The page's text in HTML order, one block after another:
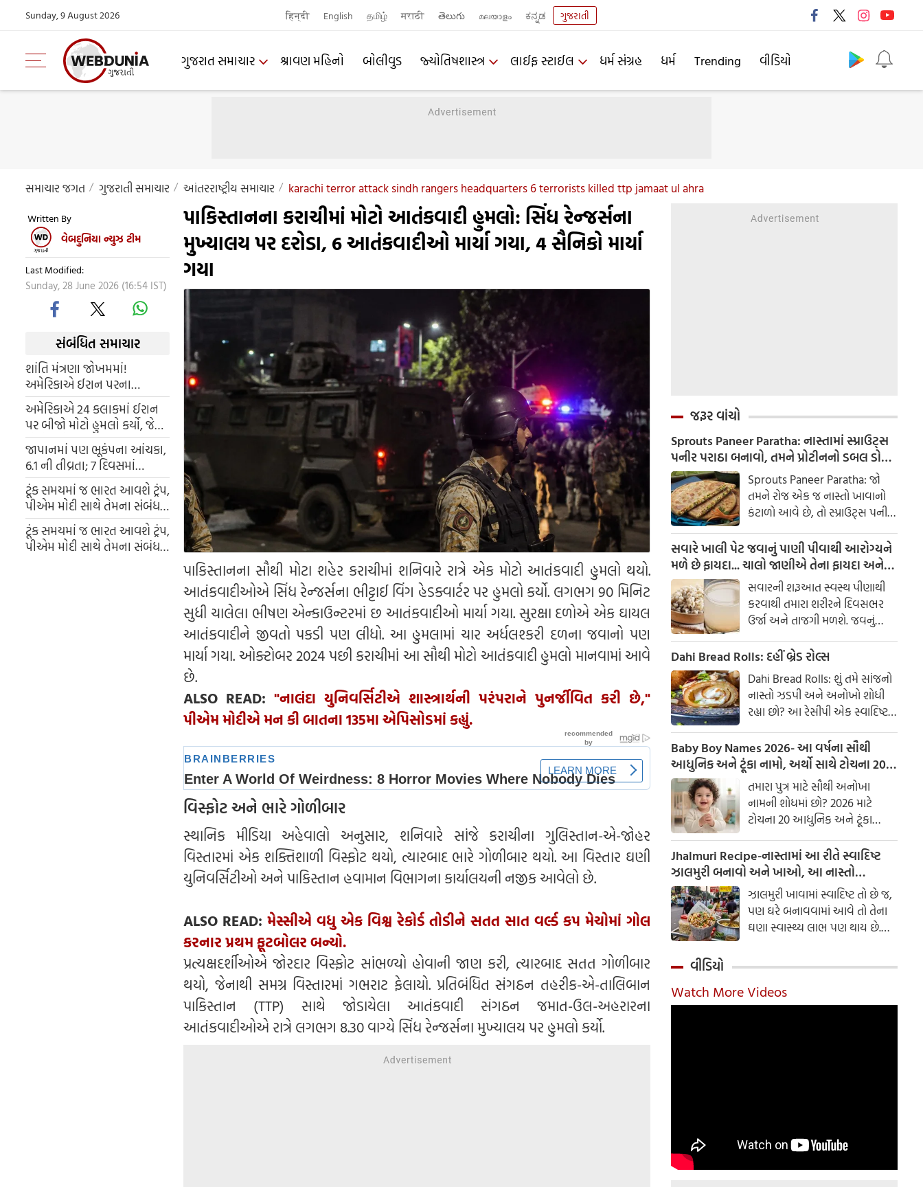
Sunday, 9 August 2026 हिन्दी English தமிழ் मराठी తెలుగు മലയാളം ಕನ್ನಡ ગુજરાતી
ગુજરાત સમાચાર શ્રાવણ મહિનો બોલીવુડ જ્યોતિષશાસ્ત્ર લાઈફ સ્ટાઈલ ધર્મ સંગ્રહ ધર્મ Trending વીડિયો
સમાચાર જગત ગુજરાતી સમાચાર આંતરરાષ્ટ્રીય સમાચાર karachi terror attack sindh rangers headquarters 6 terrorists killed ttp jamaat ul ahra
Written By
વેબદુનિયા ન્યુઝ ટીમ
Last Modified:
Sunday, 28 June 2026 (16:54 IST)
સંબંધિત સમાચાર
શાંતિ મંત્રણા જોખમમાં!
અમેરિકાએ ઈરાન પરના
હુમલાનો વીડિયો બહાર પાડ્યો,
અને બદલામાં બહેરીન અને
કુવૈત પર હુમલો કરવામાં આવ્યો.
અમેરિકાએ 24 કલાકમાં ઈરાન
પર બીજો મોટો હુમલો કર્યો, જેમાં
હોર્મુઝ સ્ટ્રેટમાં લશ્કરી
થાણાઓને નિશાન બનાવવામાં
આવ્યા અને ડ્રોન-મિસાઈલ
હુમલાથી બદલો લેવામાં આવ્યો.
જાપાનમાં પણ ભૂકંપના આંચકા,
6.1 ની તીવ્રતા; 7 દિવસમાં
વિશ્વભરમાં 11 મોટા ભૂકંપ
ટૂંક સમયમાં જ ભારત આવશે ટ્રંપ,
પીએમ મોદી સાથે તેમના સંબંધ
ખૂબ સારા છે - માર્કો રૂબિયો
ટૂંક સમયમાં જ ભારત આવશે ટ્રંપ,
પીએમ મોદી સાથે તેમના સંબંધ
પાકિસ્તાનના કરાચીમાં મોટો આતંકવાદી હુમલો: સિંધ રેન્જર્સના
મુખ્યાલય પર દરોડા, 6 આતંકવાદીઓ માર્યા ગયા, 4 સૈનિકો માર્યા
ગયા
પાકિસ્તાનના સૌથી મોટા શહેર કરાચીમાં શનિવારે રાત્રે એક મોટો આતંકવાદી હુમલો થયો.
આતંકવાદીઓએ સિંધ રેન્જર્સના ભીટ્ટાઈ વિંગ હેડક્વાર્ટર પર હુમલો કર્યો. લગભગ 90 મિનિટ
સુધી ચાલેલા ભીષણ એન્કાઉન્ટરમાં છ આતંકવાદીઓ માર્યા ગયા. સુરક્ષા દળોએ એક ઘાયલ
આતંકવાદીને જીવતો પકડી પણ લીધો. આ હુમલામાં ચાર અર્ધલશ્કરી દળના જવાનો પણ
માર્યા ગયા. ઓક્ટોબર 2024 પછી કરાચીમાં આ સૌથી મોટો આતંકવાદી હુમલો માનવામાં આવે
છે.
ALSO READ: "નાલંદા યુનિવર્સિટીએ શાસ્ત્રાર્થની પરંપરાને પુનર્જીવિત કરી છે,"
પીએમ મોદીએ મન કી બાતના 135મા એપિસોડમાં કહ્યું.
વિસ્ફોટ અને ભારે ગોળીબાર
સ્થાનિક મીડિયા અહેવાલો અનુસાર, શનિવારે સાંજે કરાચીના ગુલિસ્તાન-એ-જોહર
વિસ્તારમાં એક શક્તિશાળી વિસ્ફોટ થયો, ત્યારબાદ ભારે ગોળીબાર થયો. આ વિસ્તાર ઘણી
યુનિવર્સિટીઓ અને પાકિસ્તાન હવામાન વિભાગના કાર્યાલયની નજીક આવેલો છે.
ALSO READ: મેસ્સીએ વધુ એક વિશ્વ રેકોર્ડ તોડીને સતત સાત વર્લ્ડ કપ મેચોમાં ગોલ
કરનાર પ્રથમ ફૂટબોલર બન્યો.
પ્રત્યક્ષદર્શીઓએ જોરદાર વિસ્ફોટ સાંભળ્યો હોવાની જાણ કરી, ત્યારબાદ સતત ગોળીબાર
થયો, જેનાથી સમગ્ર વિસ્તારમાં ગભરાટ ફેલાયો. પ્રતિબંધિત સંગઠન તહરીક-એ-તાલિબાન
પાકિસ્તાન (TTP) સાથે જોડાયેલા આતંકવાદી સંગઠન જમાત-ઉલ-અહરારના
આતંકવાદીઓએ રાત્રે લગભગ 8.30 વાગ્યે સિંધ રેન્જર્સના મુખ્યાલય પર હુમલો કર્યો.
જરૂર વાંચો
Sprouts Paneer Paratha: નાસ્તામાં સ્પ્રાઉટ્સ
પનીર પરાઠા બનાવો, તમને પ્રોટીનનો ડબલ ડોઝ
મળશે
Sprouts Paneer Paratha: જો
તમને રોજ એક જ નાસ્તો ખાવાનો
કંટાળો આવે છે, તો સ્પ્રાઉટ્સ પનીર
પરાઠા બનાવવાનો પ્રયાસ કરો. તે
માત્ર સ્વાદિષ્ટ જ નથી પણ તમારા
સ્વાસ્થ્ય માટે અતિ ફાયદાકારક પણ
સવારે ખાલી પેટ જવાનું પાણી પીવાથી આરોગ્યને
મળે છે ફાયદા... ચાલો જાણીએ તેના ફાયદા અને
ઉપયોગ કરવાની યોગ્ય રીતસવારની શરૂઆત સ્વસ્થ પીણાથી
કરવાથી તમારા શરીરને દિવસભર
ઉર્જા અને તાજગી મળશે. જવનું
પાણી એક ઉત્તમ ઘરેલું ઉપાય
માનવામાં આવે છે, જે ખાસ કરીને
ઉનાળામાં ઠંડક આપે છે
Dahi Bread Rolls: દહીં બ્રેડ રોલ્સ
Dahi Bread Rolls: શું તમે સાંજનો
નાસ્તો ઝડપી અને અનોખો શોધી
રહ્યા છો? આ રેસીપી એક સ્વાદિષ્ટ
વિકલ્પ આપે છે જે બહારથી ક્રિસ્પી
અને અંદરથી અતિ નરમ છે. મસાલા
અને ક્રીમી ટેક્સચરનું સંપૂર્ણ મિશ્રણ
તેને બધી ઉંમરના લોકોમાં પ્રિય
બનાવે છે.
Baby Boy Names 2026- આ વર્ષના સૌથી
આધુનિક અને ટૂંકા નામો, અર્થો સાથે ટોચના 20
નામોની યાદી જુઓ.તમારા પુત્ર માટે સૌથી અનોખા
નામની શોધમાં છો? 2026 માટે
ટોચના 20 આધુનિક અને ટૂંકા
બાળક છોકરાના નામોની યાદી
તપાસો, અર્થો સાથે, જે તમારા
બાળકને એક સુંદર ઓળખ આપશે.
Jhalmuri Recipe-નાસ્તામાં આ રીતે સ્વાદિષ્ટ
ઝાલમુરી બનાવો અને ખાઓ, આ નાસ્તો
મસાલેદાર અને સ્વાદિષ્ટ છે.ઝાલમુરી ખાવામાં સ્વાદિષ્ટ તો છે જ,
પણ ઘરે બનાવવામાં આવે તો તેના
ઘણા સ્વાસ્થ્ય લાભ પણ થાય છે.
વીડિયો
Watch More Videos